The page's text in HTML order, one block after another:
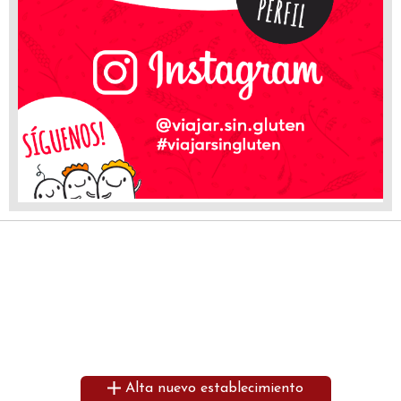
Alta nuevo establecimiento